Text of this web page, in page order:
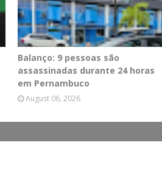
Balanço: 9 pessoas são
assassinadas durante 24 horas
em Pernambuco
August 06, 2026